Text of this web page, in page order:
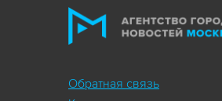
Обратная связь